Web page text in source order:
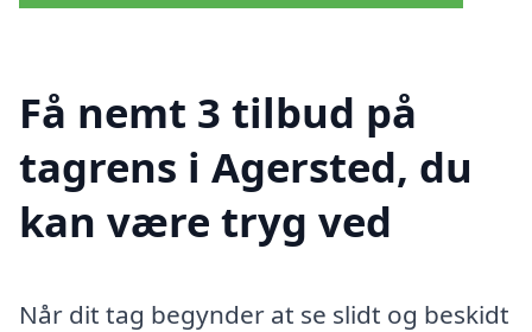
Få nemt 3 tilbud på
tagrens i Agersted, du
kan være tryg ved
Når dit tag begynder at se slidt og beskidt